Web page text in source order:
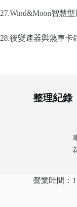
27.Wind&Moon智慧型
28.後變速器與煞車卡
整理紀錄
營業時間：